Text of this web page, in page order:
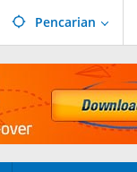
Pencarian